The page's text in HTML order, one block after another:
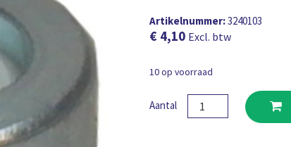
Artikelnummer:3240103
€4,10 Excl. btw
10 op voorraad
Aantal
Mondstuk
Mato